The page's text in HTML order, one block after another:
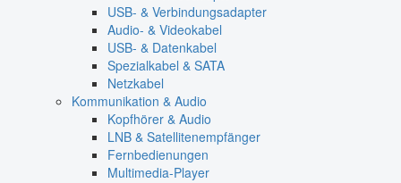
USB- & Verbindungsadapter
Audio- & Videokabel
USB- & Datenkabel
Spezialkabel & SATA
Netzkabel
Kommunikation & Audio
Kopfhörer & Audio
LNB & Satellitenempfänger
Fernbedienungen
Multimedia-Player